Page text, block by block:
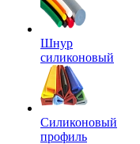
Шнур
силиконовый
Силиконовый
профиль